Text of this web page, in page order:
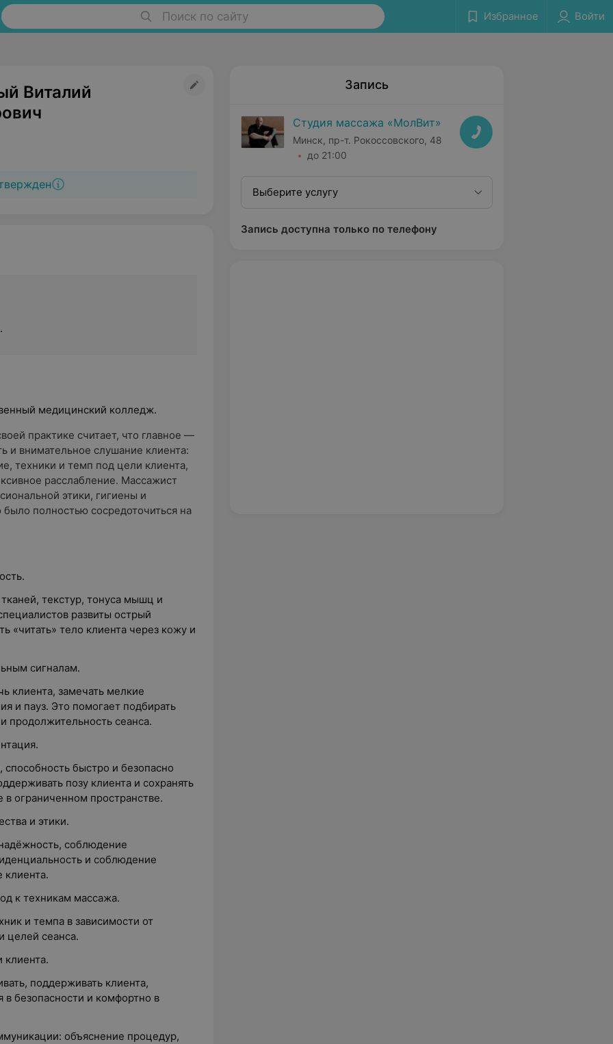
Поиск по сайту Избранное Войти
Виталий
медицинский колледж.
практике считает, что главное —
и внимательное слушание клиента:
техники и темп под цели клиента,
расслабление. Массажист
этики, гигиены и
полностью сосредоточиться на
текстур, тонуса мышц и
развиты острый
«читать» тело клиента через кожу и
сигналам.
клиента, замечать мелкие
и пауз. Это помогает подбирать
продолжительность сеанса.
быстро и безопасно
позу клиента и сохранять
ограниченном пространстве.
и этики.
соблюдение
и соблюдение
клиента.
к техникам массажа.
и темпа в зависимости от
целей сеанса.
клиента.
поддерживать клиента,
в безопасности и комфортно в
объяснение процедур,
Запись
Студия массажа «МолВит»
Минск, пр-т. Рокоссовского, 48
до 21:00
Выберите услугу
Запись доступна только по телефону